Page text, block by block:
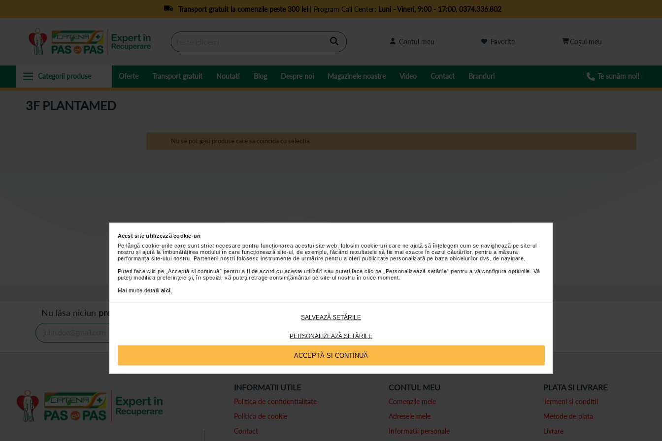
Acest site utilizează cookie-uri
Pe lângă cookie-urile care sunt strict necesare pentru funcționarea acestui site web, folosim cookie-uri care ne ajută să înțelegem cum se navighează pe site-ul
nostru și ajută la îmbunătățirea modului în care funcționează site-ul, de exemplu, făcând rezultatele să fie mai exacte în cazul căutărilor, pentru a măsura
performanța site-ului nostru. Partenerii noștri folosesc instrumente de urmărire pentru a oferi publicitate personalizată pe baza obiceiurilor dvs. de navigare.
Puteți face clic pe „Acceptă si continuă” pentru a fi de acord cu aceste utilizări sau puteți face clic pe „Personalizează setările” pentru a vă configura opțiunile. Vă
puteți modifica preferințele și, în special, vă puteți retrage consimțământul pe site-ul nostru în orice moment.
Mai multe detalii aici
SALVEAZĂ SETĂRILE
PERSONALIZEAZĂ SETĂRILE
ACCEPTĂ SI CONTINUĂ
Transport gratuit la comenzile peste 300 lei| Program Call Center: Luni - Vineri, 9:00 - 17:00, 0374.336.802
Cautare Contul meu Favorite
Oferte Transport gratuit Noutati Blog Despre noi Magazinele noastre Video Contact Branduri Te sunăm noi!
3F PLANTAMED
Nu se pot gasi produse care sa coincida cu selectia.
Nu lăsa niciun preț mic la newsletter-ul nostru!
Abonare
INFORMATII UTILE
Politica de confidentialitate
Politica de cookie
Contact
CONTUL MEU
Comenzile mele
Adresele mele
Informatii personale
PLATA SI LIVRARE
Termeni si conditii
Metode de plata
Livrare